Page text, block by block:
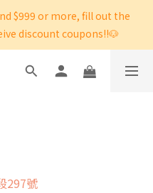
$999 or more, fill out the
discount coupons!!🐶
297號